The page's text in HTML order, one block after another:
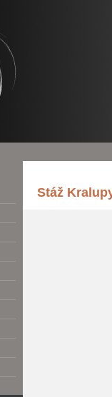
Stáž